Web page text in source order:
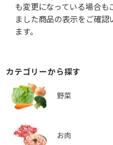
も変更になっている場合も
ました商品の表示をご確
ます。
カテゴリーから探す